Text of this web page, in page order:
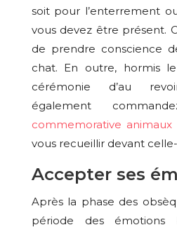
soit pour l’enterrement
vous devez être présent.
de prendre conscience
chat. En outre, hormis
cérémonie d’au
également
commemorative animaux
vous recueillir devant
Accepter ses
Après la phase des
période des émotions